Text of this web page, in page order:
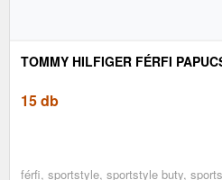
TOMMY HILFIGER FÉRFI
15 db
férfi, sportstyle, sportstyle buty,